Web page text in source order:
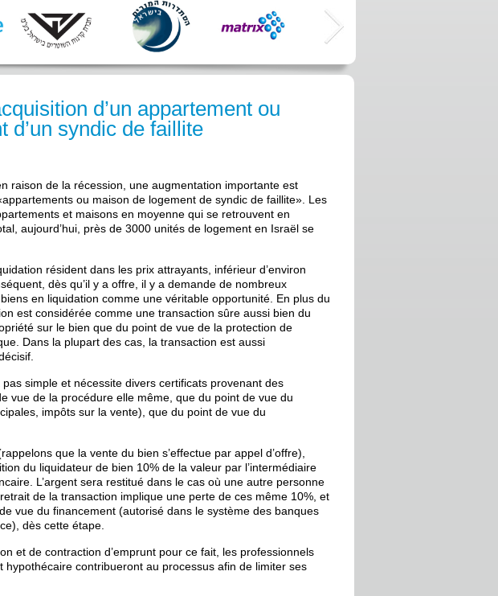
d’un appartement ou
d’un syndic de faillite
raison de la récession, une augmentation importante est
ou maison de logement de syndic de faillite». Les
et maisons en moyenne qui se retrouvent en
aujourd’hui, près de 3000 unités de logement en Israël se
résident dans les prix attrayants, inférieur d’environ
dès qu’il y a offre, il y a demande de nombreux
en liquidation comme une véritable opportunité. En plus du
est considérée comme une transaction sûre aussi bien du
sur le bien que du point de vue de la protection de
Dans la plupart des cas, la transaction est aussi
pas simple et nécessite divers certificats provenant des
vue de la procédure elle même, que du point de vue du
impôts sur la vente), que du point de vue du
que la vente du bien s’effectue par appel d’offre),
du liquidateur de bien 10% de la valeur par l’intermédiaire
L’argent sera restitué dans le cas où une autre personne
de la transaction implique une perte de ces même 10%, et
vue du financement (autorisé dans le système des banques
dès cette étape.
et de contraction d’emprunt pour ce fait, les professionnels
contribueront au processus afin de limiter ses